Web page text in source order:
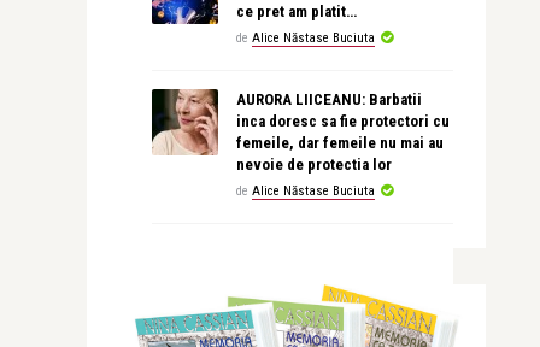
ce pret am platit…
de Alice Năstase Buciuta
AURORA LIICEANU: Barbatii
inca doresc sa fie protectori cu
femeile, dar femeile nu mai au
nevoie de protectia lor
de Alice Năstase Buciuta